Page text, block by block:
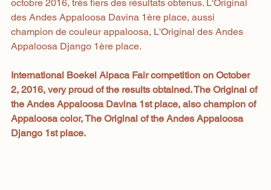
octobre 2016, très fiers des résultats obtenus. L'Original
des Andes Appaloosa Davina 1ère place, aussi
champion de couleur appaloosa, L'Original des Andes
Appaloosa Django 1ère place.
International Boekel Alpaca Fair competition on October
2, 2016, very proud of the results obtained. The Original of
the Andes Appaloosa Davina 1st place, also champion of
Appaloosa color, The Original of the Andes Appaloosa
Django 1st place.